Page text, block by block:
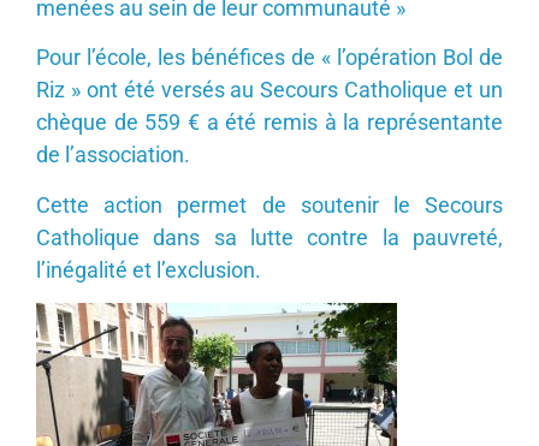
menées au sein de leur communauté »
Pour l’école, les bénéfices de « l’opération Bol de
Riz » ont été versés au Secours Catholique et un
chèque de 559 € a été remis à la représentante
de l’association.
Cette action permet de soutenir le Secours
Catholique dans sa lutte contre la pauvreté,
l’inégalité et l’exclusion.